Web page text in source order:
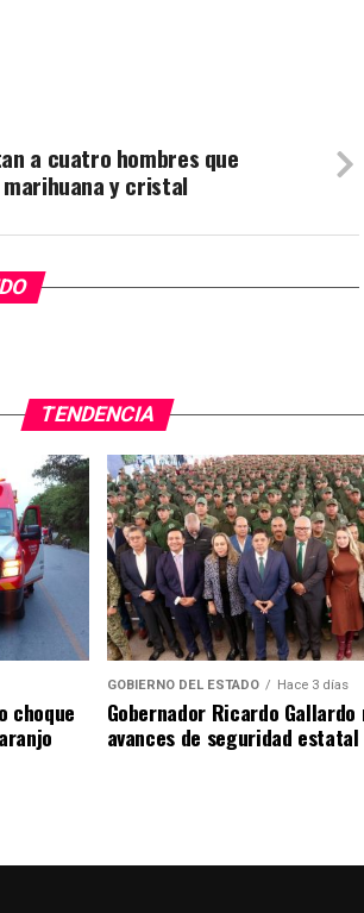
a cuatro hombres que
y cristal
TENDENCIA
choque
GOBIERNO DEL ESTADO Hace 3 días
Gobernador Ricardo Gallardo
avances de seguridad estatal